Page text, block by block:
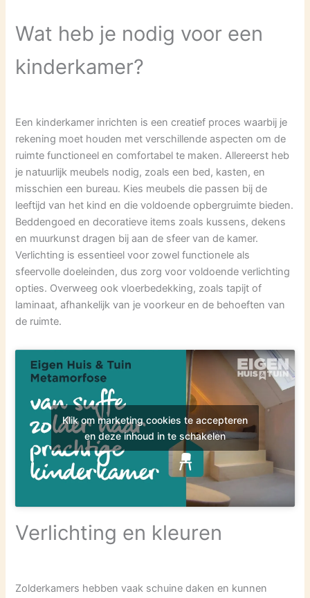
Wat heb je nodig voor een
kinderkamer?
Een kinderkamer inrichten is een creatief proces waarbij je
rekening moet houden met verschillende aspecten om de
ruimte functioneel en comfortabel te maken. Allereerst heb
je natuurlijk meubels nodig, zoals een bed, kasten, en
misschien een bureau. Kies meubels die passen bij de
leeftijd van het kind en die voldoende opbergruimte bieden.
Beddengoed en decoratieve items zoals kussens, dekens
en muurkunst dragen bij aan de sfeer van de kamer.
Verlichting is essentieel voor zowel functionele als
sfeervolle doeleinden, dus zorg voor voldoende verlichting
opties. Overweeg ook vloerbedekking, zoals tapijt of
laminaat, afhankelijk van je voorkeur en de behoeften van
de ruimte.
Klik om marketing cookies te accepteren
en deze inhoud in te schakelen
Verlichting en kleuren
Zolderkamers hebben vaak schuine daken en kunnen